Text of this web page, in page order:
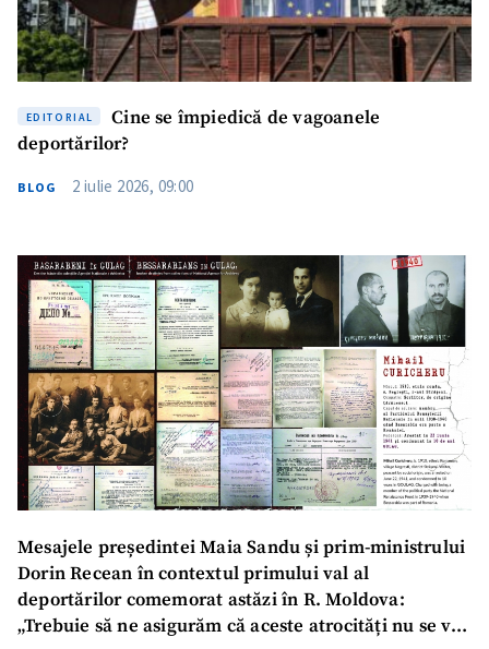
EDITORIAL
Cine se împiedică de vagoanele
deportărilor?
BLOG 2 iulie 2026, 09:00
Mesajele președintei Maia Sandu și prim-ministrului
Dorin Recean în contextul primului val al
deportărilor comemorat astăzi în R. Moldova:
„Trebuie să ne asigurăm că aceste atrocități nu se vor